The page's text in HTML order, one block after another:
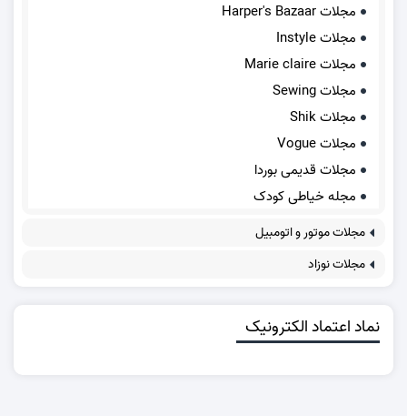
مجلات Harper's Bazaar
مجلات Instyle
مجلات Marie claire
مجلات Sewing
مجلات Shik
مجلات Vogue
مجلات قدیمی بوردا
مجله خیاطی کودک
مجلات موتور و اتومبیل
مجلات نوزاد
نماد اعتماد الکترونیک